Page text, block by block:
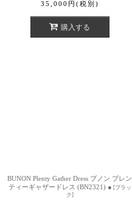
35,000 円 (税別)
購入する
BUNON Plenty Gather Dress ブノン プレン
ティーギャザードレス (BN2321) ● [ブラッ
ク]